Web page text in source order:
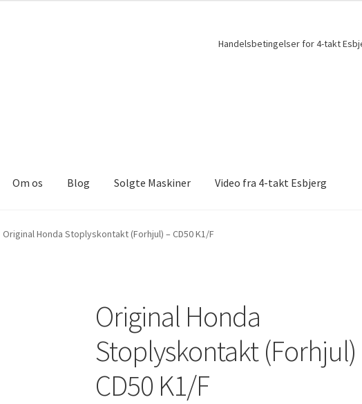
Handelsbetingelser for 4-takt
Om os Blog Solgte Maskiner Video fra 4-takt Esbjerg
Original Honda Stoplyskontakt (Forhjul) – CD50 K1/F
Original Honda
Stoplyskontakt (Forhjul)
CD50 K1/F